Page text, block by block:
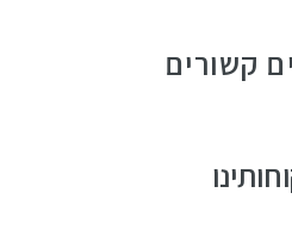
קשורים